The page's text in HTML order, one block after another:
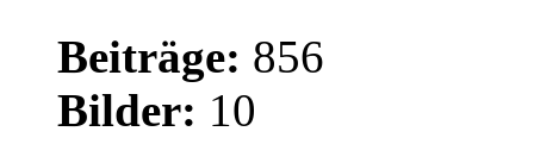
Beiträge: 856
Bilder: 10